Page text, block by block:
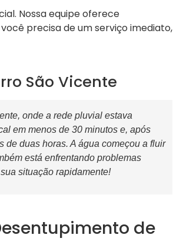
Nossa equipe oferece
você precisa de um serviço imediato,
São Vicente
onde a rede pluvial estava
em menos de 30 minutos e, após
duas horas. A água começou a fluir
está enfrentando problemas
situação rapidamente!
de